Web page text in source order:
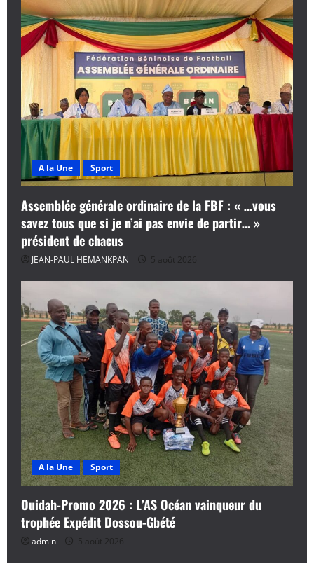
A la Une Sport
Assemblée générale ordinaire de la FBF : « …vous
savez tous que si je n’ai pas envie de partir… »
président de chacus
JEAN-PAUL HEMANKPAN 5 août 2026
A la Une Sport
Ouidah-Promo 2026 : L’AS Océan vainqueur du
trophée Expédit Dossou-Gbété
admin 5 août 2026